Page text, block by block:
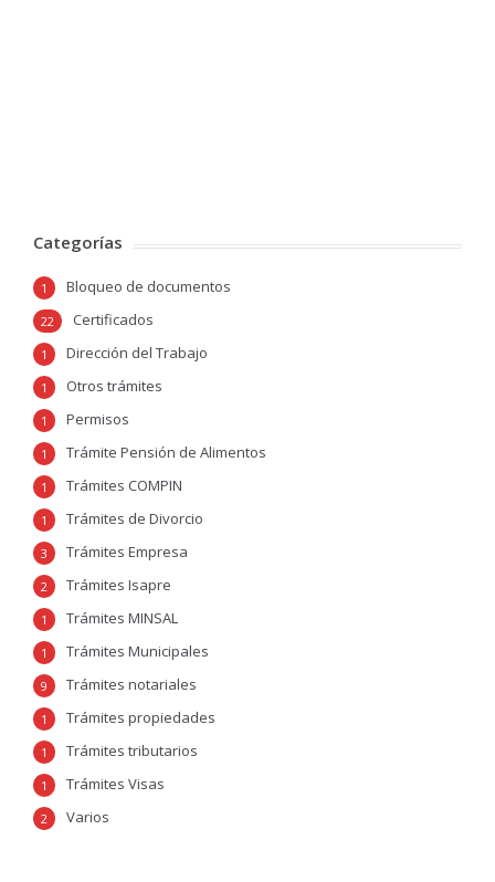
Categorías
Bloqueo de documentos
1
Certificados
22
Dirección del Trabajo
1
Otros trámites
1
Permisos
1
Trámite Pensión de Alimentos
1
Trámites COMPIN
1
Trámites de Divorcio
1
Trámites Empresa
3
Trámites Isapre
2
Trámites MINSAL
1
Trámites Municipales
1
Trámites notariales
9
Trámites propiedades
1
Trámites tributarios
1
Trámites Visas
1
Varios
2